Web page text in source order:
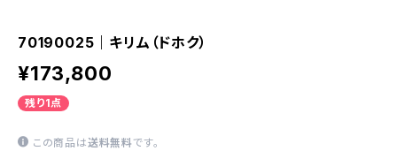
70190025｜キリム（ドホク）
¥173,800
残り1点
この商品は送料無料です。